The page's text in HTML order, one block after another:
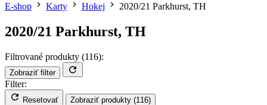
E-shop
Karty Hokej 2020/21 Parkhurst, TH
2020/21 Parkhurst, TH
Filtrované produkty (116):
Zobraziť filter
Filter:
Resetovať Zobraziť produkty (116)